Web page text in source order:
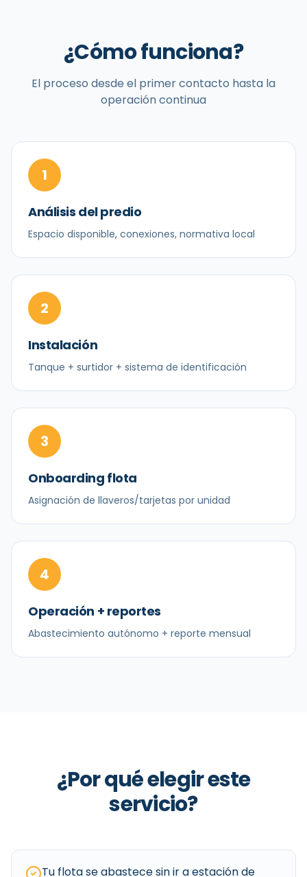
¿Cómo funciona?
El proceso desde el primer contacto hasta la
operación continua
1
Análisis del predio
Espacio disponible, conexiones, normativa local
2
Instalación
Tanque + surtidor + sistema de identificación
3
Onboarding flota
Asignación de llaveros/tarjetas por unidad
4
Operación + reportes
Abastecimiento autónomo + reporte mensual
¿Por qué elegir este
servicio?
Tu flota se abastece sin ir a estación de